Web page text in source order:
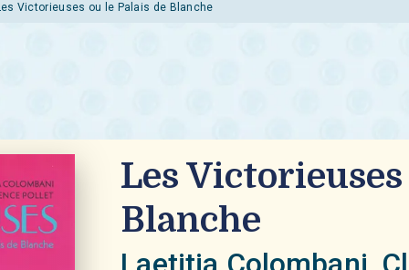
Victorieuses ou le Palais de Blanche
Les
Blanche